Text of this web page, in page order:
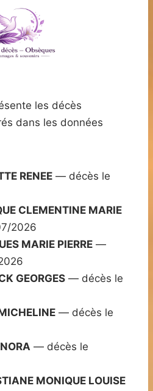
les décès
dans les données
RENEE — décès le
CLEMENTINE MARIE
2026
MARIE PIERRE —
GEORGES — décès le
— décès le
— décès le
MONIQUE LOUISE